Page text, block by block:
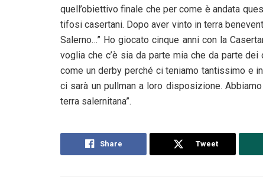
quell’obiettivo finale che per come è andata
tifosi casertani. Dopo aver vinto in terra
Salerno…” Ho giocato cinque anni con la
voglia che c’è sia da parte mia che da parte
come un derby perché ci teniamo tantissimo e
ci sarà un pullman a loro disposizione.
terra salernitana”.
Share Tweet